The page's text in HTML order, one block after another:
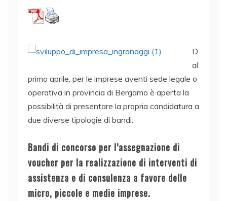
D
al
primo aprile, per le imprese aventi sede legale o
operativa in provincia di Bergamo è aperta la
possibilità di presentare la propria candidatura a
due diverse tipologie di bandi:
Bandi di concorso per l’assegnazione di
voucher per la realizzazione di interventi di
assistenza e di consulenza a favore delle
micro, piccole e medie imprese.